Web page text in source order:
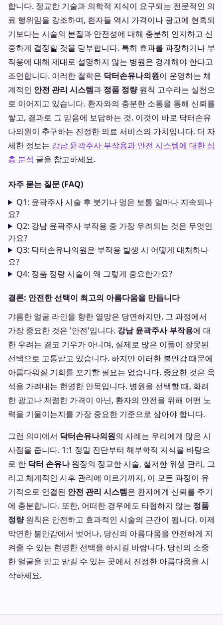
합니다. 정교한 기술과 의학적 지식이 요구되는 전문적인 의
료 행위임을 강조하며, 환자들 역시 가격이나 광고에 현혹되
기보다는 시술의 본질과 안전성에 대해 충분히 인지하고 신
중하게 결정할 것을 당부합니다. 특히 효과를 과장하거나 부
작용에 대해 제대로 설명하지 않는 병원은 경계해야 한다고
조언합니다. 이러한 철학은 닥터손유나의원이 운영하는 체
계적인 안전 관리 시스템과 정품 정량원칙 고수라는 실천으
로 이어지고 있습니다. 환자와의 충분한 소통을 통해 신뢰를
쌓고, 결과로 그 믿음에 보답하는 것. 이것이 바로 닥터손유
나의원이 추구하는 진정한 의료 서비스의 가치입니다. 더 자
세한 정보는 강남 윤곽주사 부작용과 안전 시스템에 대한 심
층 분석 글을 참고하세요.
자주 묻는 질문 (FAQ)
Q1: 윤곽주사 시술 후 붓기나 멍은 보통 얼마나 지속되나
요?
Q2: 강남 윤곽주사 부작용 중 가장 우려되는 것은 무엇인
가요?
Q3: 닥터손유나의원은 부작용 발생 시 어떻게 대처하나
요?
Q4: 정품 정량 시술이 왜 그렇게 중요한가요?
결론: 안전한 선택이 최고의 아름다움을 만듭니다
갸름한 얼굴 라인을 향한 열망은 당연하지만, 그 과정에서
가장 중요한 것은 '안전'입니다. 강남 윤곽주사 부작용에 대
한 우려는 결코 기우가 아니며, 실제로 많은 이들이 잘못된
선택으로 고통받고 있습니다. 하지만 이러한 불안감 때문에
아름다워질 기회를 포기할 필요는 없습니다. 중요한 것은 옥
석을 가려내는 현명한 안목입니다. 병원을 선택할 때, 화려
한 광고나 저렴한 가격이 아닌, 환자의 안전을 위해 어떤 노
력을 기울이는지를 가장 중요한 기준으로 삼아야 합니다.
그런 의미에서 닥터손유나의원의 사례는 우리에게 많은 시
사점을 줍니다. 1:1 정밀 진단부터 해부학적 지식을 바탕으
로 한 닥터 손유나원장의 정교한 시술, 철저한 위생 관리, 그
리고 체계적인 사후 관리에 이르기까지, 이 모든 과정이 유
기적으로 연결된 안전 관리 시스템은 환자에게 신뢰를 주기
에 충분합니다. 또한, 어떠한 경우에도 타협하지 않는 정품
정량원칙은 안전하고 효과적인 시술의 근간이 됩니다. 이제
막연한 불안감에서 벗어나, 당신의 아름다움을 안전하게 지
켜줄 수 있는 현명한 선택을 하시길 바랍니다. 당신의 소중
한 얼굴을 믿고 맡길 수 있는 곳에서 진정한 아름다움을 시
작하세요.